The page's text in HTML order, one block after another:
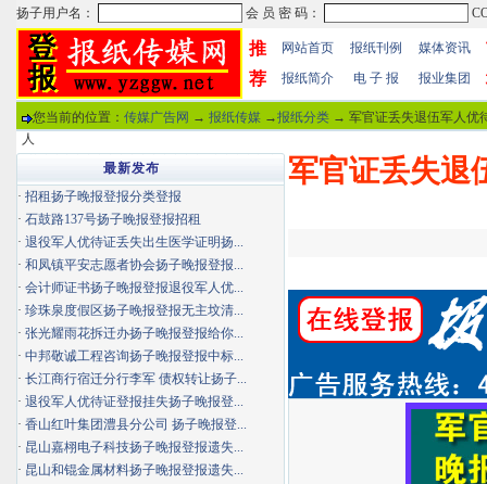
推
荐
网站首页 报纸刊例 媒体资讯
报纸简介 电 子 报 报业集团
您当前的位置： 传媒广告网 → 报纸传媒 →报纸分类 → 军官证丢失退伍军人优
人
军官证丢失退
最新发布
· 招租扬子晚报登报分类登报
· 石鼓路137号扬子晚报登报招租
· 退役军人优待证丢失出生医学证明扬...
· 和凤镇平安志愿者协会扬子晚报登报...
· 会计师证书扬子晚报登报退役军人优...
· 珍珠泉度假区扬子晚报登报无主坟清...
· 张光耀雨花拆迁办扬子晚报登报给你...
· 中邦敬诚工程咨询扬子晚报登报中标...
· 长江商行宿迁分行李军 债权转让扬子...
· 退役军人优待证登报挂失扬子晚报登...
· 香山红叶集团澧县分公司 扬子晚报登...
· 昆山嘉栩电子科技扬子晚报登报遗失...
· 昆山和锟金属材料扬子晚报登报遗失...